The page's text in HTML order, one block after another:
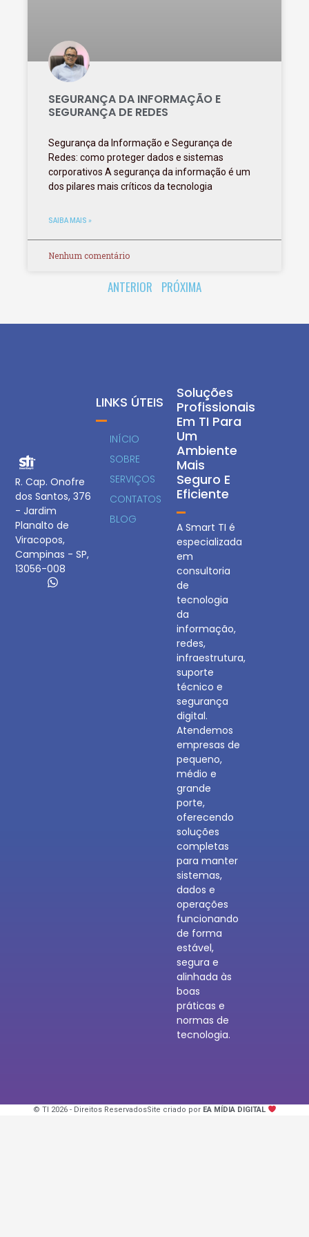
SEGURANÇA DA INFORMAÇÃO E
SEGURANÇA DE REDES
Segurança da Informação e Segurança de
Redes: como proteger dados e sistemas
corporativos A segurança da informação é um
dos pilares mais críticos da tecnologia
SAIBA MAIS »
Nenhum comentário
ANTERIOR PRÓXIMA
R. Cap. Onofre
dos Santos, 376
- Jardim
Planalto de
Viracopos,
Campinas - SP,
13056-008
Soluções
Profissionais
Em TI Para
Um
Ambiente
Mais
Seguro E
Eficiente
A Smart TI é
especializada
em
consultoria
de
tecnologia
da
informação,
redes,
infraestrutura,
suporte
técnico e
segurança
digital.
Atendemos
empresas de
pequeno,
médio e
grande
porte,
oferecendo
soluções
completas
para manter
sistemas,
dados e
operações
funcionando
de forma
estável,
segura e
alinhada às
boas
práticas e
normas de
tecnologia.
LINKS ÚTEIS
INÍCIO
SOBRE
SERVIÇOS
CONTATOS
BLOG
© TI 2026 - Direitos ReservadosSite criado por EA MÍDIA DIGITAL